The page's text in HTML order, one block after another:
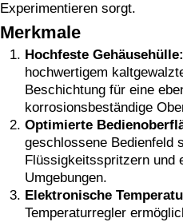
Experimentieren sorgt.
Merkmale
Hochfeste Gehäusehülle:
hochwertigem
Beschichtung für eine
korrosionsbeständige
Optimierte
geschlossene Bedienfeld
Flüssigkeitsspritzern und
Umgebungen.
Elektronische
Temperaturregler